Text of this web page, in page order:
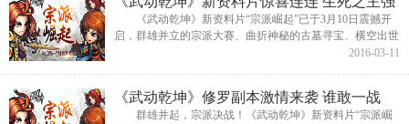
势来袭
《武动乾坤》新资料片“宗派崛起”已于3月10日震撼开
启，群雄并立的宗派大赛、曲折神秘的古墓寻宝、横空出世
的符印系统等等新玩法新内容引爆新一轮斗法狂潮，更有海
2016-03-11
《武动乾坤》修罗副本激情来袭 谁敢一战
群雄并起，宗派决战！《武动乾坤》新资料片“宗派崛